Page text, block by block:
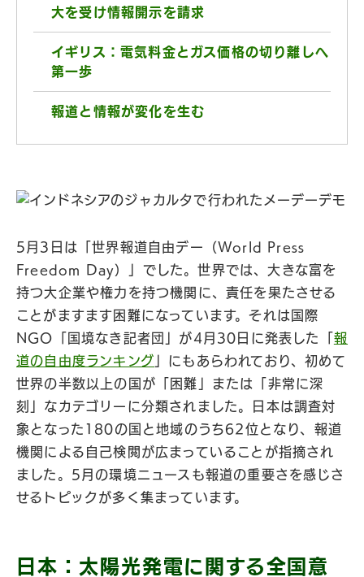
大を受け情報開示を請求
イギリス：電気料金とガス価格の切り離しへ
第一歩
報道と情報が変化を生む
5月3日は「世界報道自由デー（World Press
Freedom Day）」でした。世界では、大きな富を
持つ大企業や権力を持つ機関に、責任を果たさせる
ことがますます困難になっています。それは国際
NGO「国境なき記者団」が4月30日に発表した「 報
道の自由度ランキング 」にもあらわれており、初めて
世界の半数以上の国が「困難」または「非常に深
刻」なカテゴリーに分類されました。日本は調査対
象となった180の国と地域のうち62位となり、報道
機関による自己検閲が広まっていることが指摘され
ました。5月の環境ニュースも報道の重要さを感じさ
せるトピックが多く集まっています。
日本：太陽光発電に関する全国意